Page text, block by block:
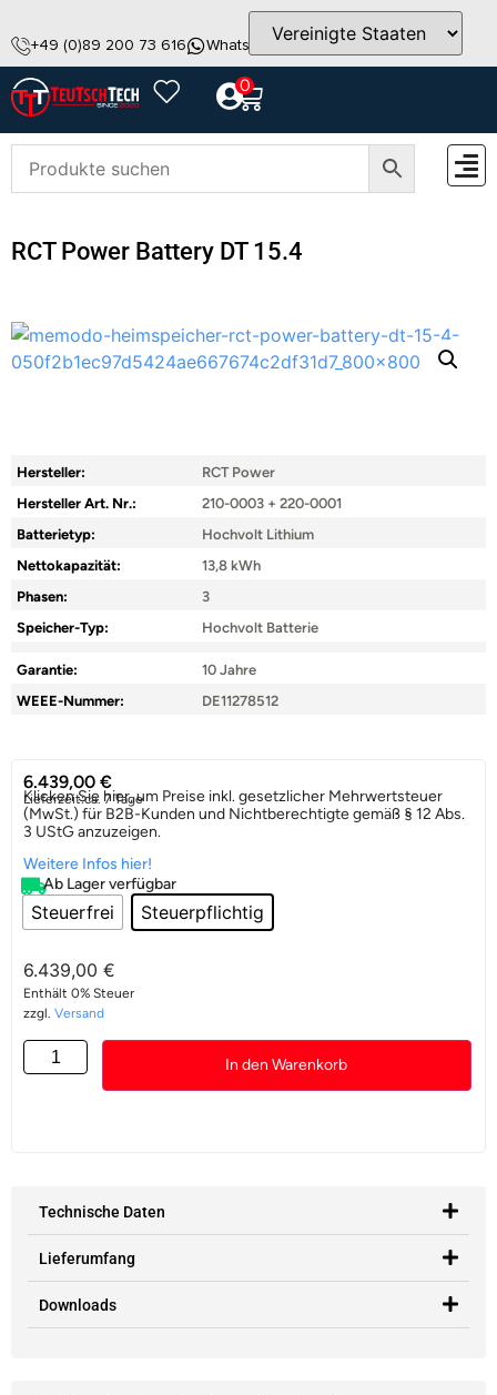
+49 (0)89 200 73 616 WhatsApp info@teutschtech.com
0
RCT Power Battery DT 15.4
Hersteller:
RCT Power
Hersteller Art. Nr.:
210-0003 + 220-0001
Batterietyp:
Hochvolt Lithium
Nettokapazität:
13,8 kWh
Phasen:
3
Speicher-Typ:
Hochvolt Batterie
Garantie:
10 Jahre
WEEE-Nummer:
DE11278512
6.439,00 €
Lieferzeit:ca. 7 Tage
Klicken Sie hier, um Preise inkl. gesetzlicher Mehrwertsteuer
(MwSt.) für B2B-Kunden und Nichtberechtigte gemäß § 12 Abs.
3 UStG anzuzeigen.
Weitere Infos hier!
Ab Lager verfügbar
Steuerfrei Steuerpflichtig
6.439,00 €
Enthält 0% Steuer
zzgl. Versand
In den Warenkorb
Technische Daten
Lieferumfang
Downloads